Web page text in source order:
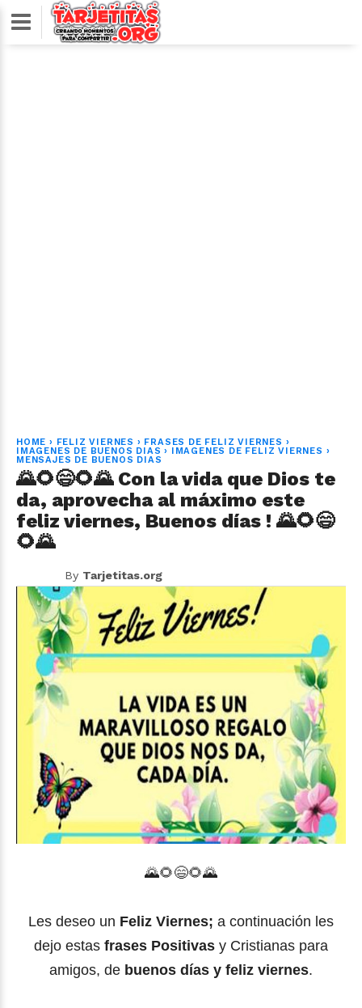
HOME › FELIZ VIERNES › FRASES DE FELIZ VIERNES ›
IMAGENES DE BUENOS DIAS › IMAGENES DE FELIZ VIERNES ›
MENSAJES DE BUENOS DIAS
🌄🌻😄🌻🌄 Con la vida que Dios te
da, aprovecha al máximo este
feliz viernes, Buenos días ! 🌄🌻😄
🌻🌄
By Tarjetitas.org
🌄🌻😄🌻🌄
Les deseo un Feliz Viernes; a continuación les
dejo estas frases Positivas y Cristianas para
amigos, de buenos días y feliz viernes.